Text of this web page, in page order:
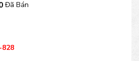
Đã Bán
828